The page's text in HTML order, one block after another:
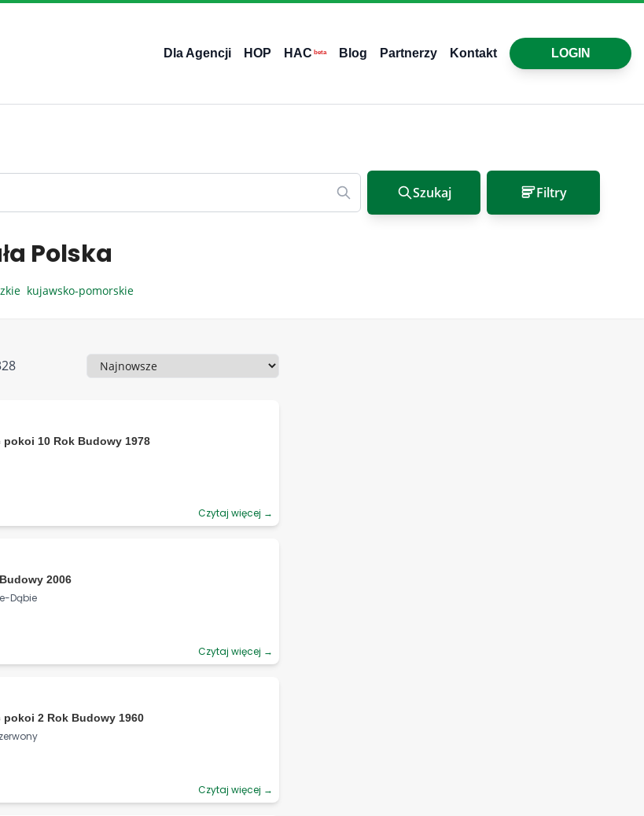
Dla Agencji HOP HAC beta Blog Partnerzy Kontakt LOGIN
Szukaj Filtry
Polska
kujawsko-pomorskie
Sortowanie
pokoi 10 Rok Budowy 1978
Czytaj więcej →
2006
Dąbie
Czytaj więcej →
pokoi 2 Rok Budowy 1960
Czytaj więcej →